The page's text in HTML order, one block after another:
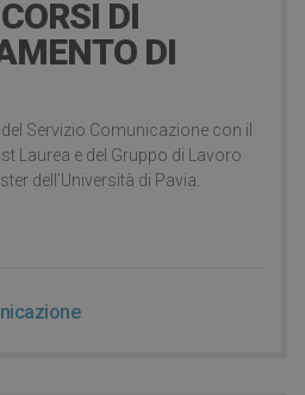
DI
DI
Servizio Comunicazione con il
Laurea e del Gruppo di Lavoro
dell’Università di Pavia.